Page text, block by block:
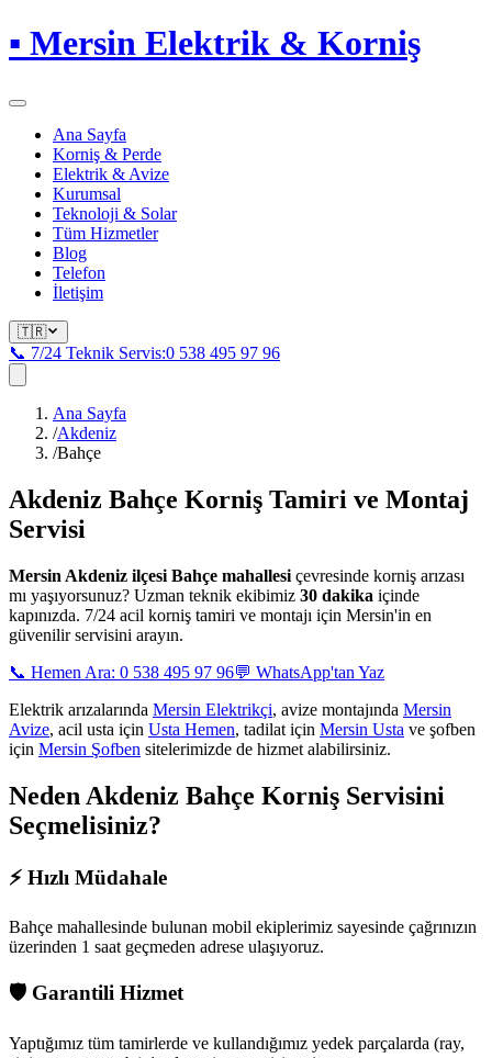
▪ Mersin Elektrik & Korniş
Ana Sayfa
Korniş & Perde
Elektrik & Avize
Kurumsal
Teknoloji & Solar
Tüm Hizmetler
Blog
Telefon
İletişim
🇹🇷
📞 7/24 Teknik Servis:0 538 495 97 96
Ana Sayfa
/Akdeniz
/Bahçe
Akdeniz Bahçe Korniş Tamiri ve Montaj
Servisi
Mersin Akdeniz ilçesi Bahçe mahallesi çevresinde korniş arızası
mı yaşıyorsunuz? Uzman teknik ekibimiz 30 dakika içinde
kapınızda. 7/24 acil korniş tamiri ve montajı için Mersin'in en
güvenilir servisini arayın.
📞 Hemen Ara: 0 538 495 97 96💬 WhatsApp'tan Yaz
Elektrik arızalarında Mersin Elektrikçi, avize montajında Mersin
Avize, acil usta için Usta Hemen, tadilat için Mersin Usta ve şofben
için Mersin Şofben sitelerimizde de hizmet alabilirsiniz.
Neden Akdeniz Bahçe Korniş Servisini
Seçmelisiniz?
⚡ Hızlı Müdahale
Bahçe mahallesinde bulunan mobil ekiplerimiz sayesinde çağrınızın
üzerinden 1 saat geçmeden adrese ulaşıyoruz.
🛡️ Garantili Hizmet
Yaptığımız tüm tamirlerde ve kullandığımız yedek parçalarda (ray,